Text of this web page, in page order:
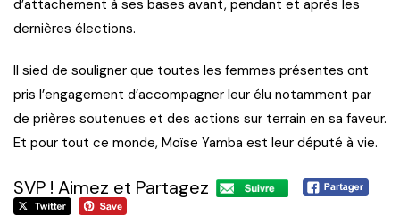
d’attachement à ses bases avant, pendant et après les
dernières élections.
Il sied de souligner que toutes les femmes présentes ont
pris l’engagement d’accompagner leur élu notamment par
de prières soutenues et des actions sur terrain en sa faveur.
Et pour tout ce monde, Moïse Yamba est leur député à vie.
SVP ! Aimez et Partagez